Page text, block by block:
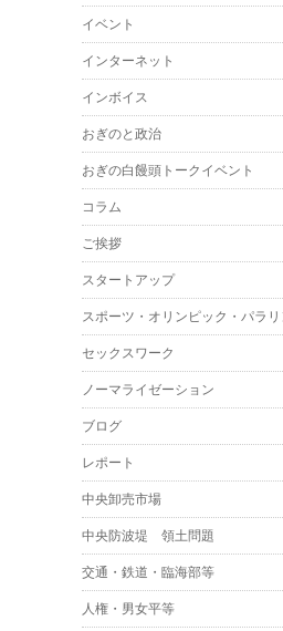
イベント
インターネット
インボイス
おぎのと政治
おぎの白饅頭トークイベント
コラム
ご挨拶
スタートアップ
スポーツ・オリンピック・パラリ
セックスワーク
ノーマライゼーション
ブログ
レポート
中央卸売市場
中央防波堤 領土問題
交通・鉄道・臨海部等
人権・男女平等